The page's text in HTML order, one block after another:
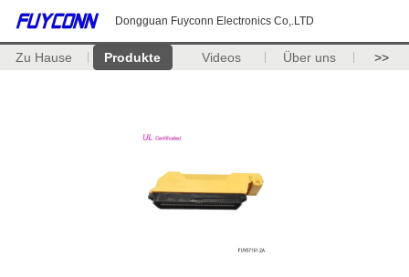
Dongguan Fuyconn Electronics Co,.LTD
Zu Hause Produkte Videos Über uns >>